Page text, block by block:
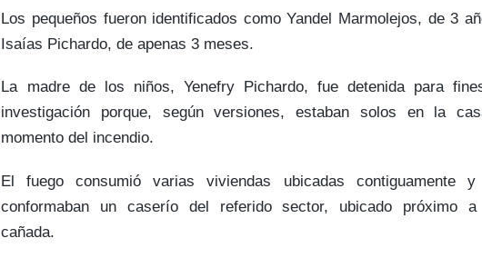
Los pequeños fueron identificados como Yandel Marmolejos, de 3
Isaías Pichardo, de apenas 3 meses.
La madre de los niños, Yenefry Pichardo, fue detenida para
investigación porque, según versiones, estaban solos en la
momento del incendio.
El fuego consumió varias viviendas ubicadas contiguamente y
conformaban un caserío del referido sector, ubicado próximo a
cañada.